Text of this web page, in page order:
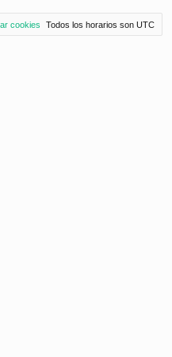
Todos los horarios son UTC
cookies